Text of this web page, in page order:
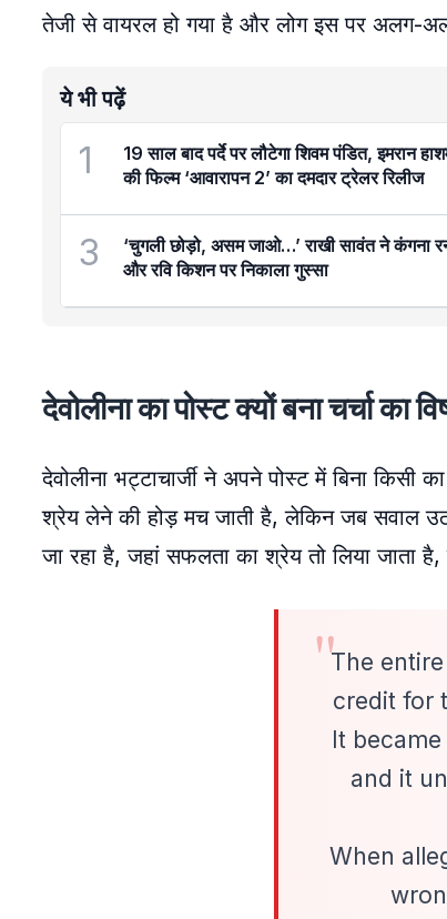
तेजी से वायरल हो गया है और लोग इस पर अलग-
ये भी पढ़ें
1
19 साल बाद पर्दे पर लौटेगा शिवम पंडित, इमरान
की फिल्म ‘आवारापन 2’ का दमदार ट्रेलर रिलीज
3
‘चुगली छोड़ो, असम जाओ…’ राखी सावंत ने कंगना
और रवि किशन पर निकाला गुस्सा
देवोलीना का पोस्ट क्यों बना चर्चा का
देवोलीना भट्टाचार्जी ने अपने पोस्ट में बिना
श्रेय लेने की होड़ मच जाती है, लेकिन जब सवाल
जा रहा है, जहां सफलता का श्रेय तो लिया जाता
The
credit for
It
and it
When